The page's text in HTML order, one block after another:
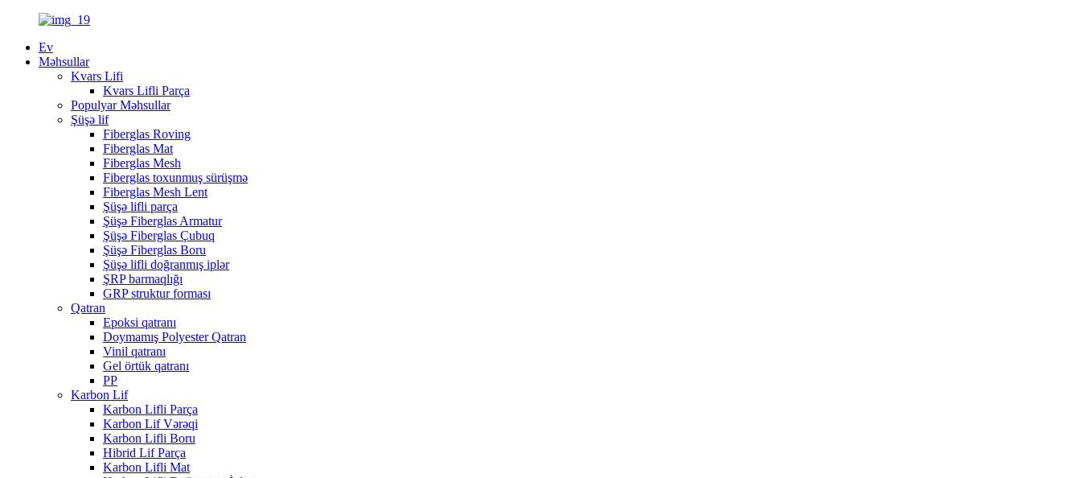
Ev
Məhsullar
Kvars Lifi
Kvars Lifli Parça
Populyar Məhsullar
Şüşə lif
Fiberglas Roving
Fiberglas Mat
Fiberglas Mesh
Fiberglas toxunmuş sürüşmə
Fiberglas Mesh Lent
Şüşə lifli parça
Şüşə Fiberglas Armatur
Şüşə Fiberglas Çubuq
Şüşə Fiberglas Boru
Şüşə lifli doğranmış iplər
ŞRP barmaqlığı
GRP struktur forması
Qatran
Epoksi qatranı
Doymamış Polyester Qatran
Vinil qatranı
Gel örtük qatranı
PP
Karbon Lif
Karbon Lifli Parça
Karbon Lif Vərəqi
Karbon Lifli Boru
Hibrid Lif Parça
Karbon Lifli Mat